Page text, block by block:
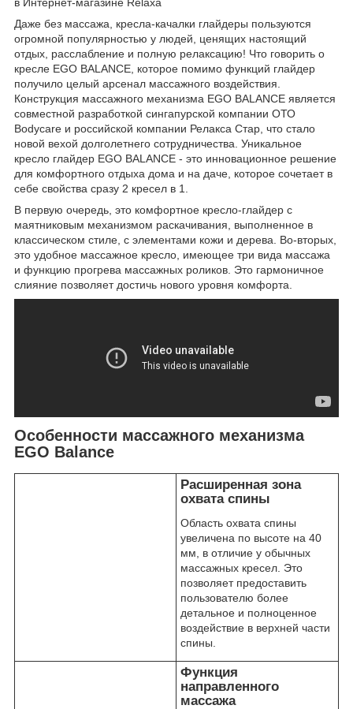
Даже без массажа, кресла-качалки глайдеры пользуются
огромной популярностью у людей, ценящих настоящий
отдых, расслабление и полную релаксацию! Что говорить о
кресле EGO BALANCE, которое помимо функций глайдер
получило целый арсенал массажного воздействия.
Конструкция массажного механизма EGO BALANCE является
совместной разработкой сингапурской компании ОТО
Bodycare и российской компании Релакса Стар, что стало
новой вехой долголетнего сотрудничества. Уникальное
кресло глайдер EGO BALANCE - это инновационное решение
для комфортного отдыха дома и на даче, которое сочетает в
себе свойства сразу 2 кресел в 1.
В первую очередь, это комфортное кресло-глайдер с
маятниковым механизмом раскачивания, выполненное в
классическом стиле, с элементами кожи и дерева. Во-вторых,
это удобное массажное кресло, имеющее три вида массажа
и функцию прогрева массажных роликов. Это гармоничное
слияние позволяет достичь нового уровня комфорта.
Особенности массажного механизма
EGO Balance
Расширенная зона
охвата спины
Область охвата спины
увеличена по высоте на 40
мм, в отличие у обычных
массажных кресел. Это
позволяет предоставить
пользователю более
детальное и полноценное
воздействие в верхней части
спины.
Функция
направленного
массажа